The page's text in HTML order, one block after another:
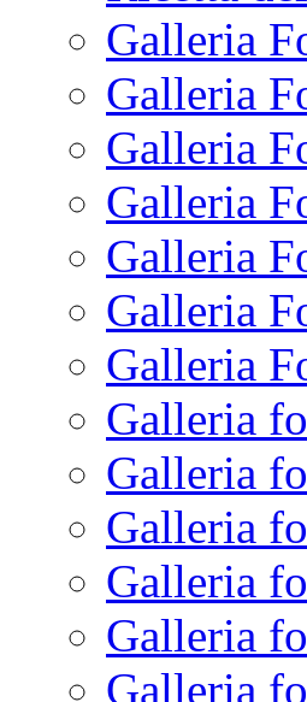
Galleria
Galleria
Galleria
Galleria
Galleria
Galleria
Galleria
Galleria
Galleria
Galleria
Galleria
Galleria
Galleria